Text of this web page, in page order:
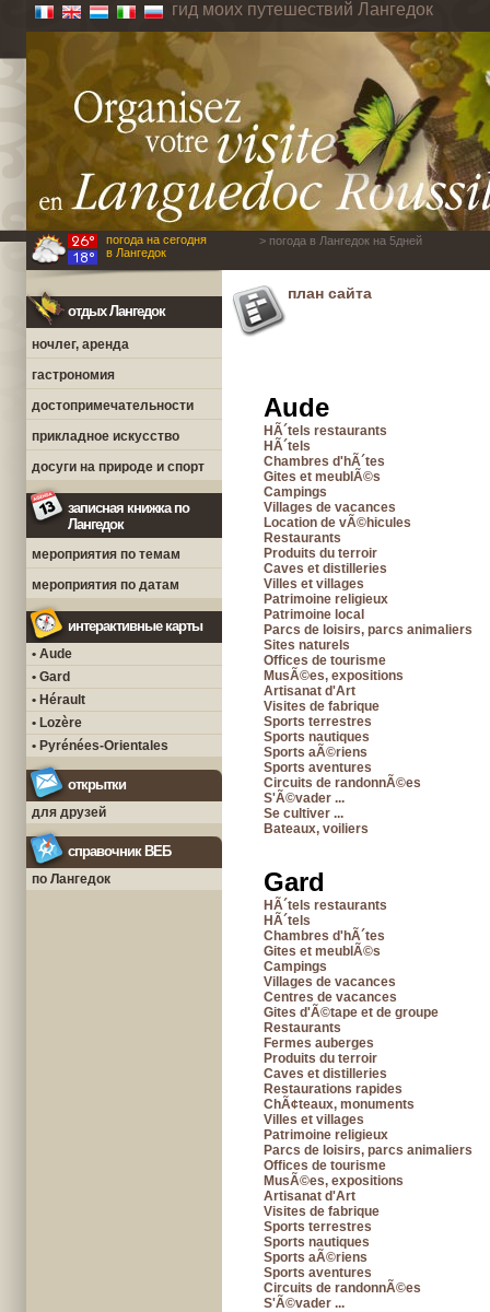
гид моих путешествий Лангедок
погода на сегодня
в Лангедок
> погода в Лангедок на 5дней
отдых Лангедок
ночлег, аренда
гастрономия
достопримечательности
прикладное искусство
досуги на природе и спорт
записная книжка по
Лангедок
мероприятия по темам
мероприятия по датам
интерактивные карты
• Aude
• Gard
• Hérault
• Lozère
• Pyrénées-Orientales
открытки
для друзей
справочник ВЕБ
по Лангедок
план сайта
Aude
HÃ´tels restaurants
HÃ´tels
Chambres d'hÃ´tes
Gites et meublÃ©s
Campings
Villages de vacances
Location de vÃ©hicules
Restaurants
Produits du terroir
Caves et distilleries
Villes et villages
Patrimoine religieux
Patrimoine local
Parcs de loisirs, parcs animaliers
Sites naturels
Offices de tourisme
MusÃ©es, expositions
Artisanat d'Art
Visites de fabrique
Sports terrestres
Sports nautiques
Sports aÃ©riens
Sports aventures
Circuits de randonnÃ©es
S'Ã©vader ...
Se cultiver ...
Bateaux, voiliers
Gard
HÃ´tels restaurants
HÃ´tels
Chambres d'hÃ´tes
Gites et meublÃ©s
Campings
Villages de vacances
Centres de vacances
Gites d'Ã©tape et de groupe
Restaurants
Fermes auberges
Produits du terroir
Caves et distilleries
Restaurations rapides
ChÃ¢teaux, monuments
Villes et villages
Patrimoine religieux
Parcs de loisirs, parcs animaliers
Offices de tourisme
MusÃ©es, expositions
Artisanat d'Art
Visites de fabrique
Sports terrestres
Sports nautiques
Sports aÃ©riens
Sports aventures
Circuits de randonnÃ©es
S'Ã©vader ...